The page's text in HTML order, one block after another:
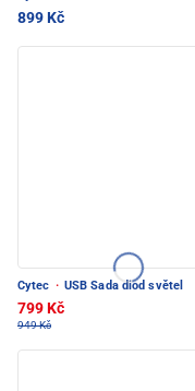
899 Kč
Cytec · USB Sada diod světel
799 Kč
949 Kč